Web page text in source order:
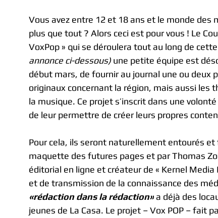
Vous avez entre 12 et 18 ans et le monde
plus que tout ? Alors ceci est pour vous ! Le
VoxPop » qui se déroulera tout au long de
annonce ci-dessous) une petite équipe est
début mars, de fournir au journal une ou deux
originaux concernant la région, mais aussi les
la musique. Ce projet s’inscrit dans une
de leur permettre de créer leurs propres
Pour cela, ils seront naturellement entourés
maquette des futures pages et par Thomas
éditorial en ligne et créateur de « Kernel
et de transmission de la connaissance des
«rédaction dans la rédaction» a déjà des
jeunes de La Casa. Le projet – Vox POP – fait